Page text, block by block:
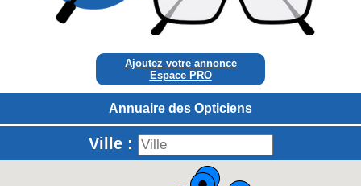
Ajoutez votre annonce
Espace PRO
Annuaire des Opticiens
Ville :